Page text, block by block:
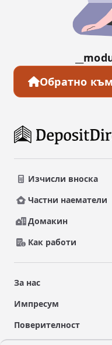
Обратно
Изчисли вноска
Частни наематели
Домакин
Как работи
За нас
Импресум
Поверителност